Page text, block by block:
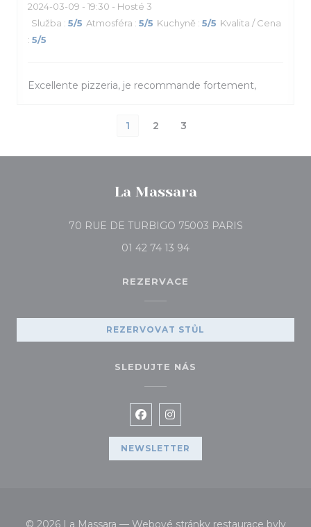
2024-03-09 - 19:30 - Hosté 3
Služba : 5/5 Atmosféra : 5/5 Kuchyně : 5/5 Kvalita / Cena
: 5/5
Excellente pizzeria, je recommande fortement,
1 2 3
La Massara
70 RUE DE TURBIGO 75003 PARIS((otevře se v
01 42 74 13 94
REZERVACE
REZERVOVAT STŮL
SLEDUJTE NÁS
Facebook ((otevře se v novém
Instagram ((otevře se v
NEWSLETTER
© 2026 La Massara — Webové stránky restaurace byly